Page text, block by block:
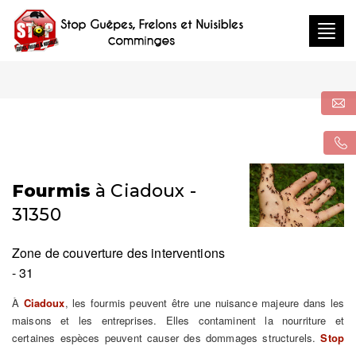
Fourmis à Ciadoux -
31350
Zone de couverture des interventions
- 31
À Ciadoux, les fourmis peuvent être une nuisance majeure dans les
maisons et les entreprises. Elles contaminent la nourriture et
certaines espèces peuvent causer des dommages structurels.Stop